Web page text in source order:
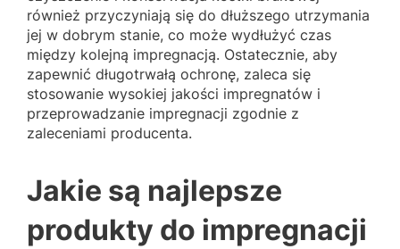
również przyczyniają się do dłuższego utrzymania
jej w dobrym stanie, co może wydłużyć czas
między kolejną impregnacją. Ostatecznie, aby
zapewnić długotrwałą ochronę, zaleca się
stosowanie wysokiej jakości impregnatów i
przeprowadzanie impregnacji zgodnie z
zaleceniami producenta.
Jakie są najlepsze
produkty do impregnacji